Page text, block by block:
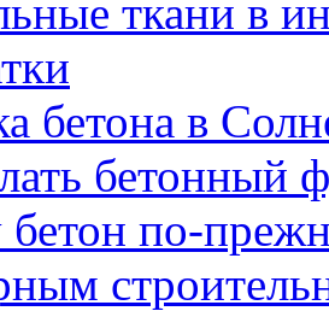
ткани в
бетона в
бетонный
по-